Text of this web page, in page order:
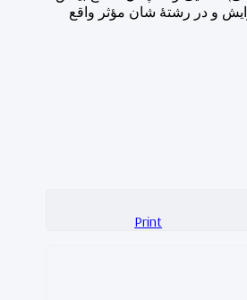
و در رشتۀ شان مؤثر واقع
Print